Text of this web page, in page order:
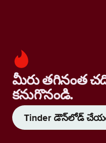
మీరు తగినంత
కనుగొనండి.
Tinder డౌన్‌లోడ్